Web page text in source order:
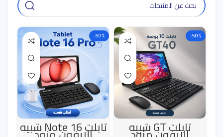
-50%
تابلت GT شبيه
-50%
تابلت Note 16 شبيه